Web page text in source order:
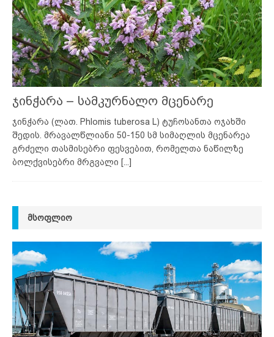
ჯინჭარა – სამკურნალო მცენარე
ჯინჭარა (ლათ. Phlomis tuberosa L) ტუჩოსანთა ოჯახში
შედის. მრავალწლიანი 50-150 სმ სიმაღლის მცენარეა
გრძელი თასმისებრი ფესვებით, რომელთა ნაწილზე
ბოლქვისებრი მრგვალი [...]
ᲛᲡᲝᲤᲚᲘᲝ